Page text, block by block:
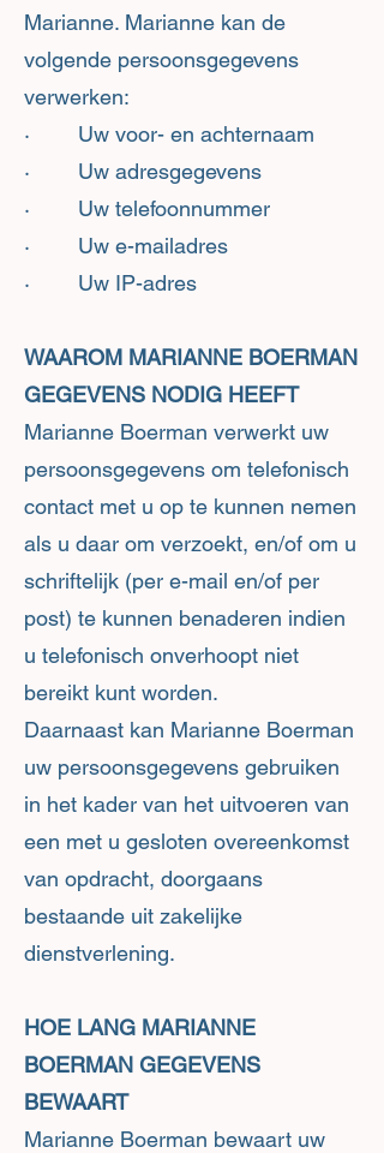
Marianne. Marianne kan de
volgende persoonsgegevens
verwerken:
· Uw voor- en achternaam
· Uw adresgegevens
· Uw telefoonnummer
· Uw e-mailadres
· Uw IP-adres
WAAROM MARIANNE BOERMAN
GEGEVENS NODIG HEEFT
Marianne Boerman verwerkt uw
persoonsgegevens om telefonisch
contact met u op te kunnen nemen
als u daar om verzoekt, en/of om u
schriftelijk (per e-mail en/of per
post) te kunnen benaderen indien
u telefonisch onverhoopt niet
bereikt kunt worden.
Daarnaast kan Marianne Boerman
uw persoonsgegevens gebruiken
in het kader van het uitvoeren van
een met u gesloten overeenkomst
van opdracht, doorgaans
bestaande uit zakelijke
dienstverlening.
HOE LANG MARIANNE
BOERMAN GEGEVENS
BEWAART
Marianne Boerman bewaart uw